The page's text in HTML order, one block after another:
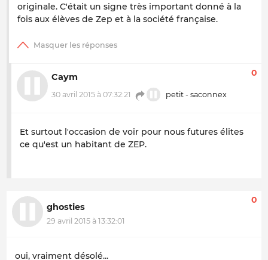
originale. C'était un signe très important donné à la
fois aux élèves de Zep et à la société française.
Caym
30 avril 2015 à 07:32:21 petit - saconnex
0
Et surtout l'occasion de voir pour nous futures élites
ce qu'est un habitant de ZEP.
ghosties
29 avril 2015 à 13:32:01
0
oui, vraiment désolé...